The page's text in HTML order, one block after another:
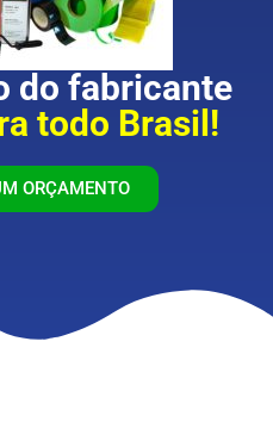
do fabricante
todo Brasil!
ORÇAMENTO